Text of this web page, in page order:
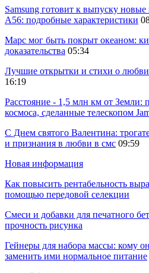
Samsung готовит к выпуску
A56: подробные характеристики
Марс мог быть покрыт океаном:
доказательства 05:34
Лучшие открытки и стихи о
16:19
Расстояние - 1,5 млн км от Земли:
космоса, сделанные телескопом
С Днем святого Валентина:
и признания в любви в смс 09:59
Новая информация
Как повысить рентабельность
помощью передовой селекции
Смеси и добавки для печатного
прочность рисунка
Гейнеры для набора массы: кому
заменить ими нормальное питание